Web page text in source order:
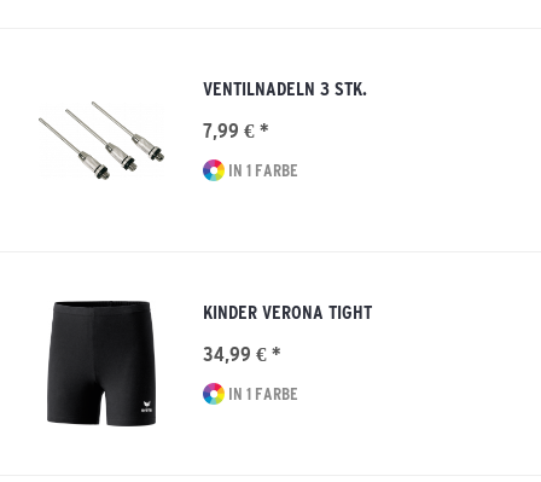
VENTILNADELN 3 STK.
7,99 € *
IN 1 FARBE
KINDER VERONA TIGHT
34,99 € *
IN 1 FARBE